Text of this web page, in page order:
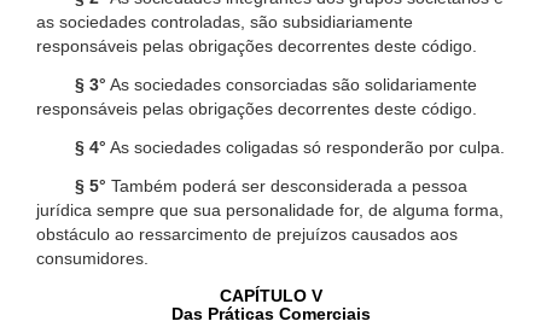
as sociedades controladas, são subsidiariamente
responsáveis pelas obrigações decorrentes deste código.
§ 3° As sociedades consorciadas são solidariamente
responsáveis pelas obrigações decorrentes deste código.
§ 4° As sociedades coligadas só responderão por culpa.
§ 5° Também poderá ser desconsiderada a pessoa
jurídica sempre que sua personalidade for, de alguma forma,
obstáculo ao ressarcimento de prejuízos causados aos
consumidores.
CAPÍTULO V
Das Práticas Comerciais